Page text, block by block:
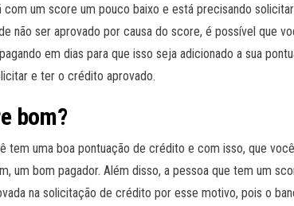
um score um pouco baixo e está precisando
não ser aprovado por causa do score, é possível que
em dias para que isso seja adicionado a sua
e ter o crédito aprovado.
bom?
tem uma boa pontuação de crédito e com isso, que
um bom pagador. Além disso, a pessoa que tem um
na solicitação de crédito por esse motivo, pois o